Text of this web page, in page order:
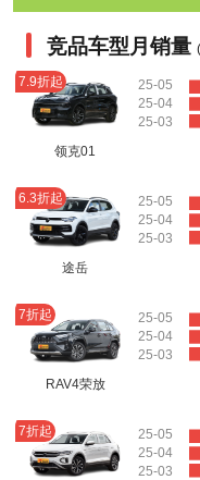
竞品车型月销量
7.9折起
领克01
25-05
25-04
25-03
6.3折起
途岳
25-05
25-04
25-03
7折起
RAV4荣放
25-05
25-04
25-03
7折起
25-05
25-04
25-03